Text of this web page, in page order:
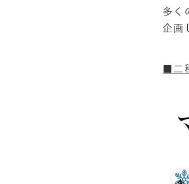
多く
企画
■二